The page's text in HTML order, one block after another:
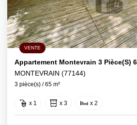
VENTE
Appartement Montevrain 3 Pièce(s)
MONTEVRAIN (77144)
3 pièce(s) / 65 m²
x 1 x 3 x 2